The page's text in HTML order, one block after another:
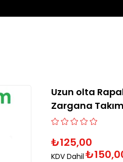
Uzun olta
Zargana
₺125,00
KDV Dahil